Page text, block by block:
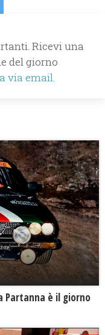
Ricevi una
del giorno
via email.
Partanna è il giorno